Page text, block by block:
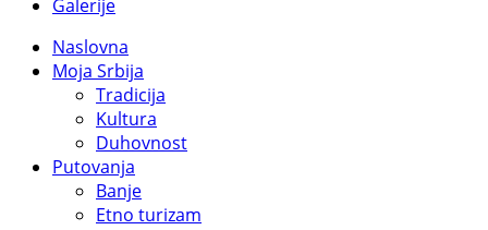
Galerije
Naslovna
Moja Srbija
Tradicija
Kultura
Duhovnost
Putovanja
Banje
Etno turizam